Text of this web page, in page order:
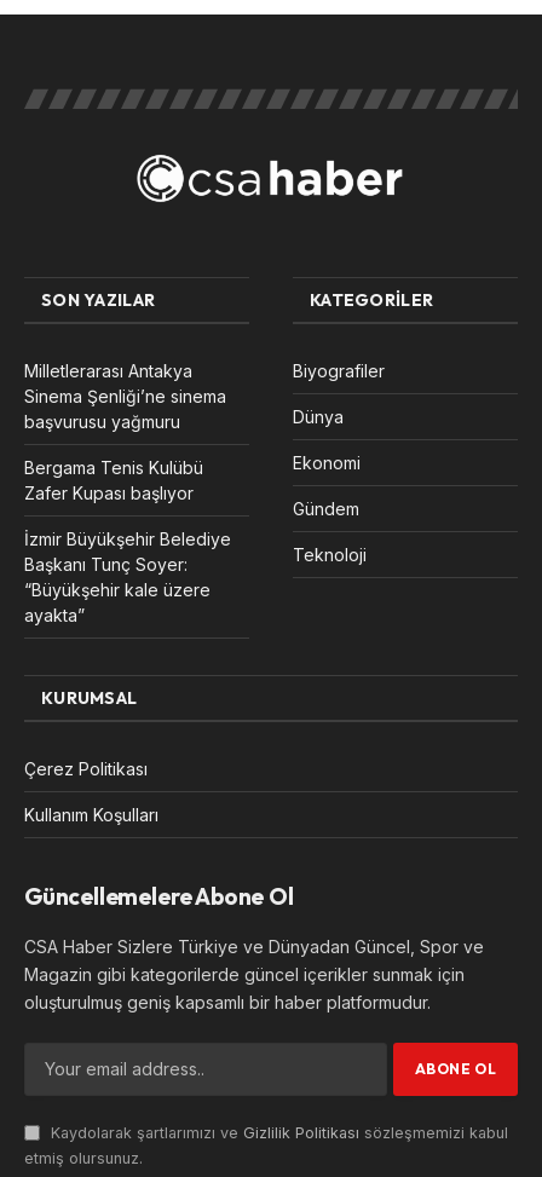
SON YAZILAR
Milletlerarası Antakya
Sinema Şenliği’ne sinema
başvurusu yağmuru
Bergama Tenis Kulübü
Zafer Kupası başlıyor
İzmir Büyükşehir Belediye
Başkanı Tunç Soyer:
“Büyükşehir kale üzere
ayakta”
KATEGORILER
Biyografiler
Dünya
Ekonomi
Gündem
Teknoloji
KURUMSAL
Çerez Politikası
Kullanım Koşulları
Güncellemelere Abone Ol
CSA Haber Sizlere Türkiye ve Dünyadan Güncel, Spor ve
Magazin gibi kategorilerde güncel içerikler sunmak için
oluşturulmuş geniş kapsamlı bir haber platformudur.
Kaydolarak şartlarımızı ve Gizlilik Politikası sözleşmemizi kabul
etmiş olursunuz.